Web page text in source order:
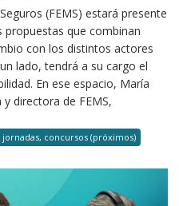
(FEMS) estará presente
propuestas que combinan
con los distintos actores
lado, tendrá a su cargo el
En ese espacio, María
directora de FEMS,
jornadas, concursos (próximos)